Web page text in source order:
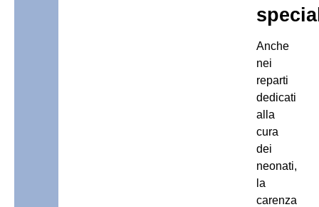
Anche
nei
reparti
dedicati
alla
cura
dei
neonati,
la
carenza